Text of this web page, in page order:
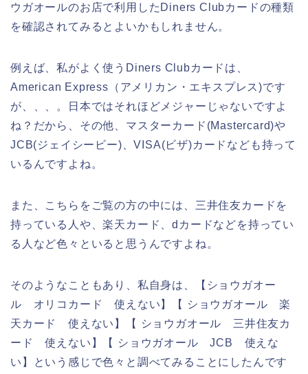
ウガオールのお店で利用したDiners Clubカードの種類
を確認されてみるとよいかもしれません。
例えば、私がよく使うDiners Clubカードは、
American Express（アメリカン・エキスプレス)です
が、、、。日本ではそれほどメジャーじゃないですよ
ね？だから、その他、マスターカード(Mastercard)や
JCB(ジェイシービー)、VISA(ビザ)カードなども持って
いるんですよね。
また、こちらをご覧の方の中には、三井住友カードを
持っている人や、楽天カード、dカードなどを持ってい
る人など色々といると思うんですよね。
そのようなこともあり、私自身は、【ショウガオー
ル オリコカード 使えない】【 ショウガオール 楽
天カード 使えない】【 ショウガオール 三井住友カ
ード 使えない】【 ショウガオール JCB 使えな
い】という感じで色々と調べてみることにしたんです